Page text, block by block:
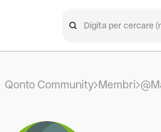
Qonto Community Membri